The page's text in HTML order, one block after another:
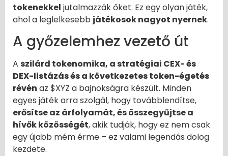
tokenekkel jutalmazzák őket. Ez egy olyan játék,
ahol a leglelkesebb játékosok nagyot nyernek.
A győzelemhez vezető út
A szilárd tokenomika, a stratégiai CEX- és
DEX-listázás és a következetes token-égetés
révén az $XYZ a bajnokságra készült. Minden
egyes játék arra szolgál, hogy továbblendítse,
erősítse az árfolyamát, és összegyűjtse a
hívők közösségét, akik tudják, hogy ez nem csak
egy újabb mém érme – ez valami legendás dolog
kezdete.